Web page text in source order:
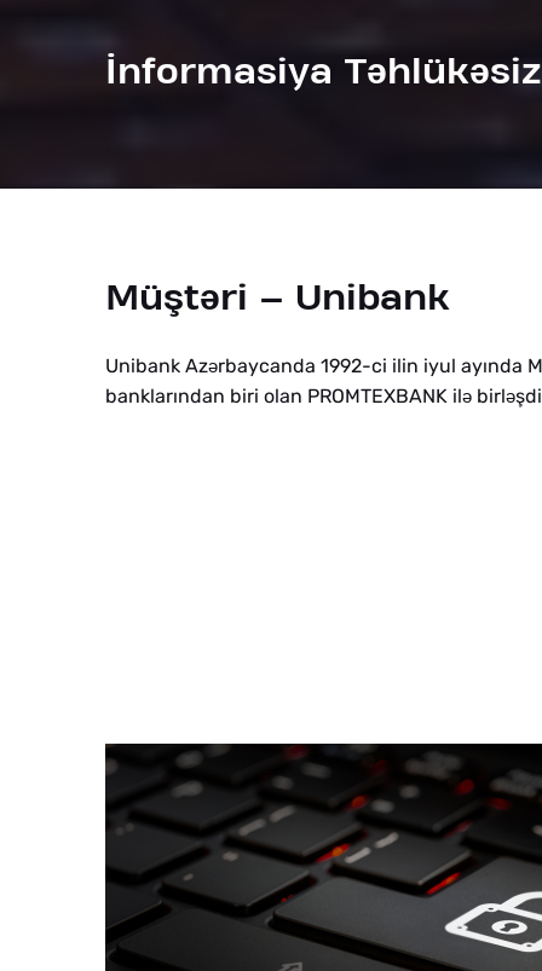
İnformasiya Təhlükə
Müştəri – Unibank
Unibank Azərbaycanda 1992-ci ilin iyul ayında
banklarından biri olan PROMTEXBANK ilə birlə